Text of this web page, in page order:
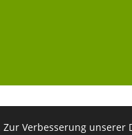
Verbesserung unserer